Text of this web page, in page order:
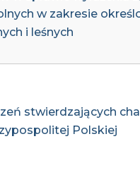
w zakresie
i leśnych
stwierdzających
Polskiej